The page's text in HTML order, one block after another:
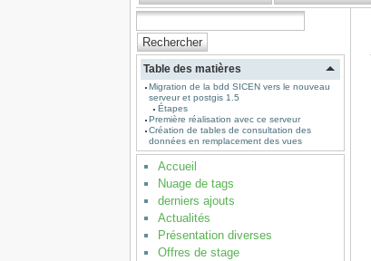
Table des matières
Migration de la bdd SICEN vers le nouveau
serveur et postgis 1.5
Étapes
Première réalisation avec ce serveur
Création de tables de consultation des
données en remplacement des vues
Accueil
Nuage de tags
derniers ajouts
Actualités
Présentation diverses
Offres de stage